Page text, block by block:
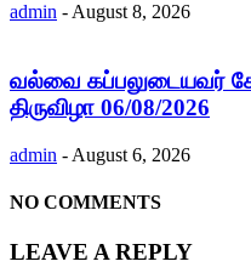
admin - August 8, 2026
வல்வை கப்பலுடையவர்
திருவிழா 06/08/2026
admin - August 6, 2026
NO COMMENTS
LEAVE A REPLY